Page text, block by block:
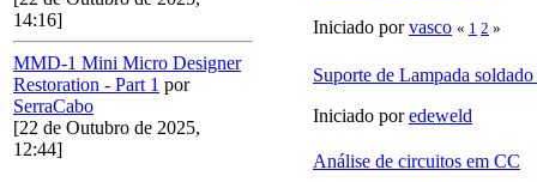
14:16]
MMD-1 Mini Micro Designer
Restoration - Part 1 por
SerraCabo
[22 de Outubro de 2025,
12:44]
Iniciado porvasco « 1 2 »
Suporte de Lampada
Iniciado poredeweld
Análise de circuitos em CC